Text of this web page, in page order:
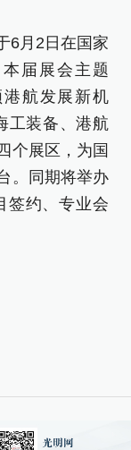
6月2日在国家
届展会主题
航发展新机
工装备、港航
个展区，为国
。同期将举办
签约、专业会